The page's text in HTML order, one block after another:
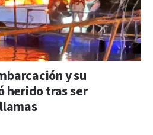
y su
herido tras ser